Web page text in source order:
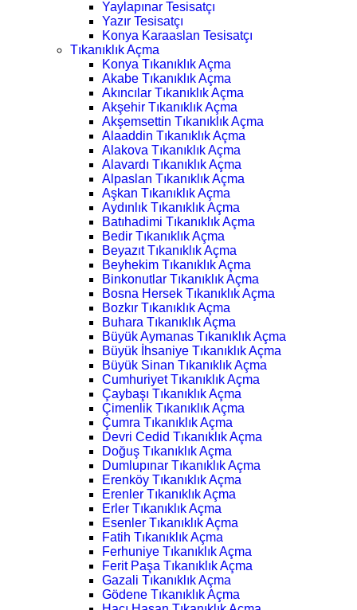
Yaylapınar Tesisatçı
Yazır Tesisatçı
Konya Karaaslan Tesisatçı
Tıkanıklık Açma
Konya Tıkanıklık Açma
Akabe Tıkanıklık Açma
Akıncılar Tıkanıklık Açma
Akşehir Tıkanıklık Açma
Akşemsettin Tıkanıklık Açma
Alaaddin Tıkanıklık Açma
Alakova Tıkanıklık Açma
Alavardı Tıkanıklık Açma
Alpaslan Tıkanıklık Açma
Aşkan Tıkanıklık Açma
Aydınlık Tıkanıklık Açma
Batıhadimi Tıkanıklık Açma
Bedir Tıkanıklık Açma
Beyazıt Tıkanıklık Açma
Beyhekim Tıkanıklık Açma
Binkonutlar Tıkanıklık Açma
Bosna Hersek Tıkanıklık Açma
Bozkır Tıkanıklık Açma
Buhara Tıkanıklık Açma
Büyük Aymanas Tıkanıklık Açma
Büyük İhsaniye Tıkanıklık Açma
Büyük Sinan Tıkanıklık Açma
Cumhuriyet Tıkanıklık Açma
Çaybaşı Tıkanıklık Açma
Çimenlik Tıkanıklık Açma
Çumra Tıkanıklık Açma
Devri Cedid Tıkanıklık Açma
Doğuş Tıkanıklık Açma
Dumlupınar Tıkanıklık Açma
Erenköy Tıkanıklık Açma
Erenler Tıkanıklık Açma
Erler Tıkanıklık Açma
Esenler Tıkanıklık Açma
Fatih Tıkanıklık Açma
Ferhuniye Tıkanıklık Açma
Ferit Paşa Tıkanıklık Açma
Gazali Tıkanıklık Açma
Gödene Tıkanıklık Açma